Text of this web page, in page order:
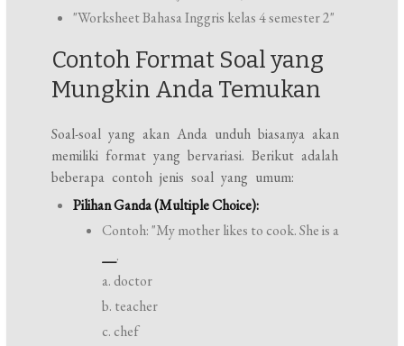
"Worksheet Bahasa Inggris kelas 4 semester 2"
Contoh Format Soal yang
Mungkin Anda Temukan
Soal-soal yang akan Anda unduh biasanya akan
memiliki format yang bervariasi. Berikut adalah
beberapa contoh jenis soal yang umum:
Pilihan Ganda (Multiple Choice):
Contoh: "My mother likes to cook. She is a
.
a. doctor
b. teacher
c. chef